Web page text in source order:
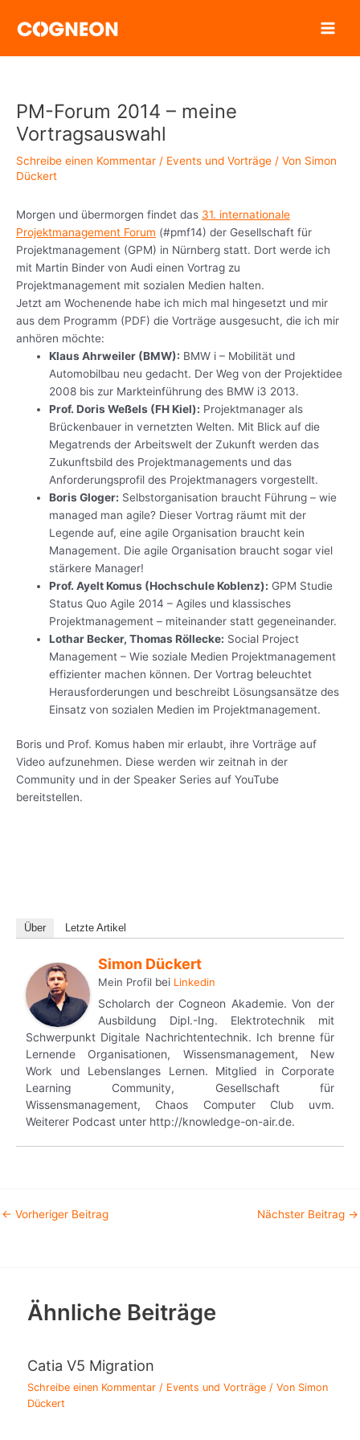
Inhalt
PM-Forum 2014 – meine
Vortragsauswahl
Schreibe einen Kommentar / Events und Vorträge / Von Simon
Dückert
Morgen und übermorgen findet das 31. internationale
Projektmanagement Forum (#pmf14) der Gesellschaft für
Projektmanagement (GPM) in Nürnberg statt. Dort werde ich
mit Martin Binder von Audi einen Vortrag zu
Projektmanagement mit sozialen Medien halten.
Jetzt am Wochenende habe ich mich mal hingesetzt und mir
aus dem Programm (PDF) die Vorträge ausgesucht, die ich mir
anhören möchte:
Klaus Ahrweiler (BMW): BMW i – Mobilität und
Automobilbau neu gedacht. Der Weg von der Projektidee
2008 bis zur Markteinführung des BMW i3 2013.
Prof. Doris Weßels (FH Kiel): Projektmanager als
Brückenbauer in vernetzten Welten. Mit Blick auf die
Megatrends der Arbeitswelt der Zukunft werden das
Zukunftsbild des Projektmanagements und das
Anforderungsprofil des Projektmanagers vorgestellt.
Boris Gloger: Selbstorganisation braucht Führung – wie
managed man agile? Dieser Vortrag räumt mit der
Legende auf, eine agile Organisation braucht kein
Management. Die agile Organisation braucht sogar viel
stärkere Manager!
Prof. Ayelt Komus (Hochschule Koblenz): GPM Studie
Status Quo Agile 2014 – Agiles und klassisches
Projektmanagement – miteinander statt gegeneinander.
Lothar Becker, Thomas Röllecke: Social Project
Management – Wie soziale Medien Projektmanagement
effizienter machen können. Der Vortrag beleuchtet
Herausforderungen und beschreibt Lösungsansätze des
Einsatz von sozialen Medien im Projektmanagement.
Boris und Prof. Komus haben mir erlaubt, ihre Vorträge auf
Video aufzunehmen. Diese werden wir zeitnah in der
Community und in der Speaker Series auf YouTube
bereitstellen.
Über Letzte Artikel
Simon Dückert
Mein Profil bei Linkedin
Scholarch der Cogneon Akademie. Von der
Ausbildung Dipl.-Ing. Elektrotechnik mit
Schwerpunkt Digitale Nachrichtentechnik. Ich brenne für
Lernende Organisationen, Wissensmanagement, New
Work und Lebenslanges Lernen. Mitglied in Corporate
Learning Community, Gesellschaft für
Wissensmanagement, Chaos Computer Club uvm.
Weiterer Podcast unter http://knowledge-on-air.de.
← Vorheriger Beitrag Nächster Beitrag →
Ähnliche Beiträge
Catia V5 Migration
Schreibe einen Kommentar / Events und Vorträge / Von Simon
Dückert